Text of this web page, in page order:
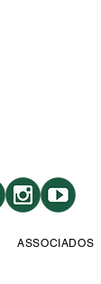
ASSOCIADOS